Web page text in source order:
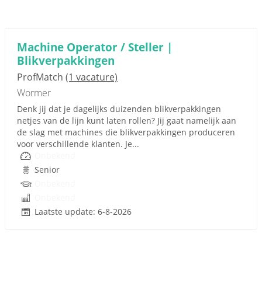
Machine Operator / Steller |
Blikverpakkingen
ProfMatch (1 vacature)
Wormer
Denk jij dat je dagelijks duizenden blikverpakkingen
netjes van de lijn kunt laten rollen? Jij gaat namelijk aan
de slag met machines die blikverpakkingen produceren
voor verschillende klanten. Je...
Senior
Laatste update: 6-8-2026